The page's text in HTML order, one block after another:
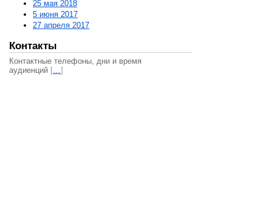
25 мая 2018
5 июня 2017
27 апреля 2017
Контакты
Контактные телефоны, дни и время
аудиенций […]